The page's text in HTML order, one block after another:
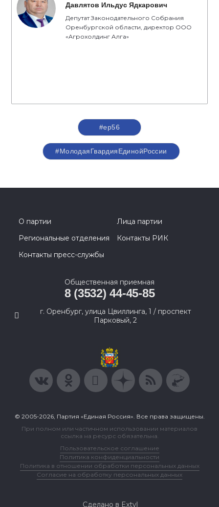
Давлятов Ильдус Ядкарович
Депутат Законодательного Собрания
Оренбургской области, директор ООО
«Агрохолдинг Алга»
#ер56
#МолодаяГвардияЕдинойРоссии
О партии
Лица партии
Региональные отделения
Контакты РИК
Контакты пресс-службы
Общественная приемная
8 (3532) 44-45-85
г. Оренбург, улица Цвиллинга, 1 / проспект
Парковый, 2
© 2005-2026, Партия «Единая Россия». Все права защищены.
При полном или частичном использовании материалов
ссылка на ресурс обязательна.
Пользовательское соглашение
Политика конфиденциальности
Политика в отношении обработки персональных данных
Согласие на обработку персональных данных
Сделано в Extyl